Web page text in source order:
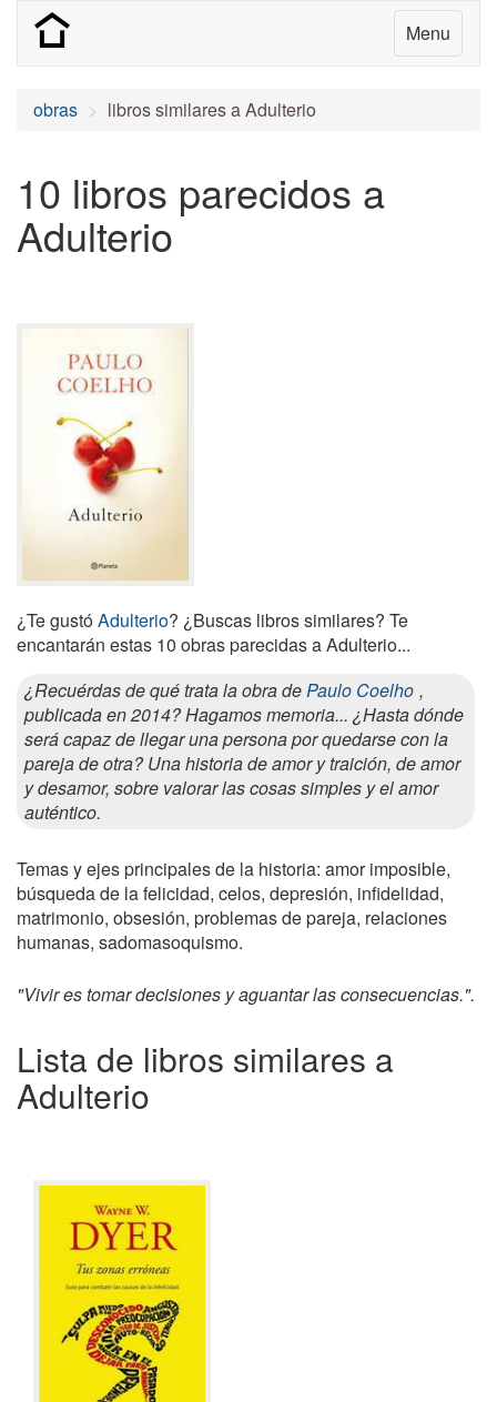
Menu
obras libros similares a Adulterio
10 libros parecidos a
Adulterio
¿Te gustóAdulterio? ¿Buscas libros similares? Te
encantarán estas 10 obras parecidas a Adulterio...
¿Recuérdas de qué trata la obra dePaulo Coelho ,
publicada en 2014? Hagamos memoria... ¿Hasta dónde
será capaz de llegar una persona por quedarse con la
pareja de otra? Una historia de amor y traición, de amor
y desamor, sobre valorar las cosas simples y el amor
auténtico.
Temas y ejes principales de la historia: amor imposible,
búsqueda de la felicidad, celos, depresión, infidelidad,
matrimonio, obsesión, problemas de pareja, relaciones
humanas, sadomasoquismo.
"Vivir es tomar decisiones y aguantar las consecuencias.".
Lista de libros similares a
Adulterio